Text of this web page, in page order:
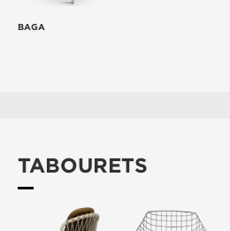
BAGA
TABOURETS